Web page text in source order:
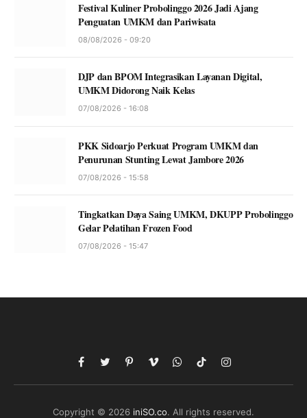
Festival Kuliner Probolinggo 2026 Jadi Ajang
Penguatan UMKM dan Pariwisata
08/08/2026 - 09:20
DJP dan BPOM Integrasikan Layanan Digital,
UMKM Didorong Naik Kelas
07/08/2026 - 16:08
PKK Sidoarjo Perkuat Program UMKM dan
Penurunan Stunting Lewat Jambore 2026
07/08/2026 - 15:58
Tingkatkan Daya Saing UMKM, DKUPP Probolinggo
Gelar Pelatihan Frozen Food
07/08/2026 - 15:47
Facebook
TwitterPinterestVimeoWhatsApp
TikTokInstagram
Copyright © 2026 iniSO.co. All rights reserved.